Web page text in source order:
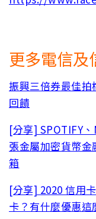
更多電信及
振興三倍券最佳
回饋
[分享] SPOTIFY
張金屬加密貨幣金
箱
[分享] 2020 信用
卡？有什麼優惠這